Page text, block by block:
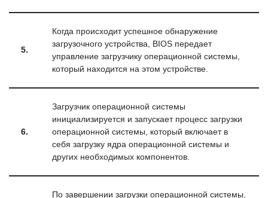
5.
Когда происходит успешное обнаружение
загрузочного устройства, BIOS передает
управление загрузчику операционной системы,
который находится на этом устройстве.
6.
Загрузчик операционной системы
инициализируется и запускает процесс загрузки
операционной системы, который включает в
себя загрузку ядра операционной системы и
других необходимых компонентов.
По завершении загрузки операционной системы,